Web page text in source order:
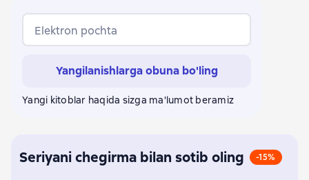
Elektron pochta
Yangilanishlarga obuna bo'ling
Yangi kitoblar haqida sizga ma'lumot beramiz
Seriyani chegirma bilan sotib oling -15%